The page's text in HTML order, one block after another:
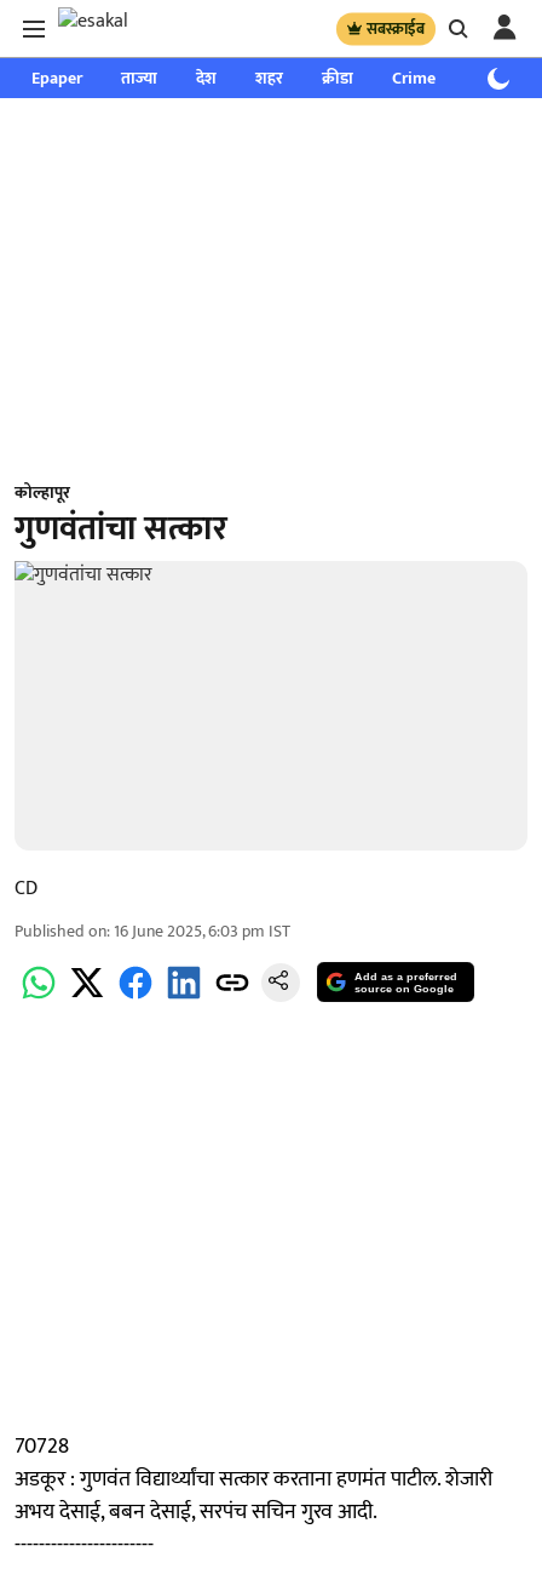
सबस्क्राईब
Epaper ताज्या देश शहर क्रीडा Crime साप्ताहिक
कोल्हापूर
गुणवंतांचा सत्कार
CD
Published on:16 June 2025, 6:03 pm IST
Add as a preferred
source on Google
70728
अडकूर : गुणवंत विद्यार्थ्यांचा सत्कार करताना हणमंत पाटील. शेजारी
अभय देसाई, बबन देसाई, सरपंच सचिन गुरव आदी.
-----------------------